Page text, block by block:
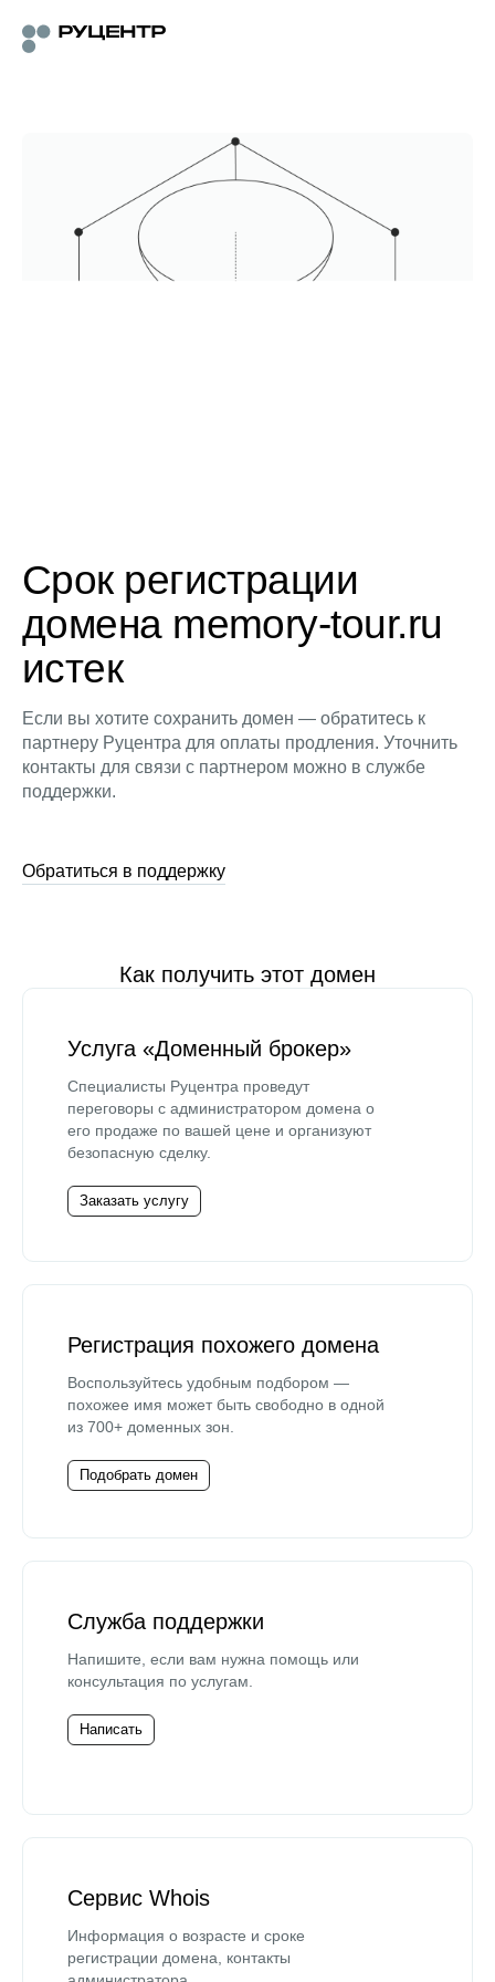
Срок регистрации
домена memory-tour.ru
истек
Если вы хотите сохранить домен — обратитесь к
партнеру Руцентра для оплаты продления. Уточнить
контакты для связи с партнером можно в службе
поддержки.
Обратиться в поддержку
Как получить этот домен
Услуга «Доменный брокер»
Специалисты Руцентра проведут
переговоры с администратором домена о
его продаже по вашей цене и организуют
безопасную сделку.
Заказать услугу
Регистрация похожего домена
Воспользуйтесь удобным подбором —
похожее имя может быть свободно в одной
из 700+ доменных зон.
Подобрать домен
Служба поддержки
Напишите, если вам нужна помощь или
консультация по услугам.
Написать
Сервис Whois
Информация о возрасте и сроке
регистрации домена, контакты